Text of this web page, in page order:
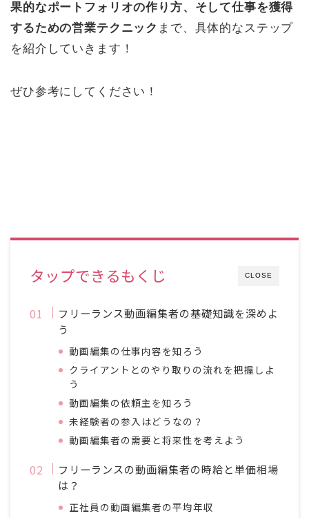
果的なポートフォリオの作り方、そして仕事を獲得
するための営業テクニック まで、具体的なステップ
を紹介していきます！
ぜひ参考にしてください！
CLOSE
タップできるもくじ
フリーランス動画編集者の基礎知識を深めよ
う
動画編集の仕事内容を知ろう
クライアントとのやり取りの流れを把握しよ
う
動画編集の依頼主を知ろう
未経験者の参入はどうなの？
動画編集者の需要と将来性を考えよう
フリーランスの動画編集者の時給と単価相場
は？
正社員の動画編集者の平均年収